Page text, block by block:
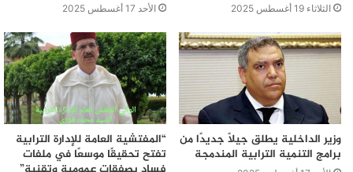
الثلاثاء 19 أغسطس 2025 الأحد 17 أغسطس 2025
وزير الداخلية يطلق جيلًا جديدًا من
برامج التنمية الترابية المندمجة
“المفتشية العامة للإدارة الترابية
تفتح تحقيقًا موسعًا في ملفات